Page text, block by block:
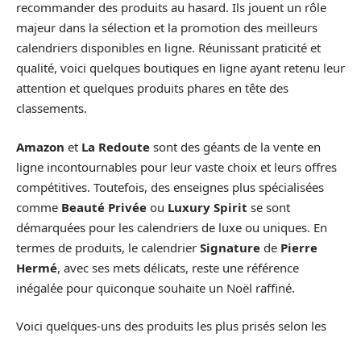
recommander des produits au hasard. Ils jouent un rôle
majeur dans la sélection et la promotion des meilleurs
calendriers disponibles en ligne. Réunissant praticité et
qualité, voici quelques boutiques en ligne ayant retenu leur
attention et quelques produits phares en tête des
classements.
Amazon et La Redoute sont des géants de la vente en
ligne incontournables pour leur vaste choix et leurs offres
compétitives. Toutefois, des enseignes plus spécialisées
comme Beauté Privée ou Luxury Spirit se sont
démarquées pour les calendriers de luxe ou uniques. En
termes de produits, le calendrier Signature de Pierre
Hermé, avec ses mets délicats, reste une référence
inégalée pour quiconque souhaite un Noël raffiné.
Voici quelques-uns des produits les plus prisés selon les